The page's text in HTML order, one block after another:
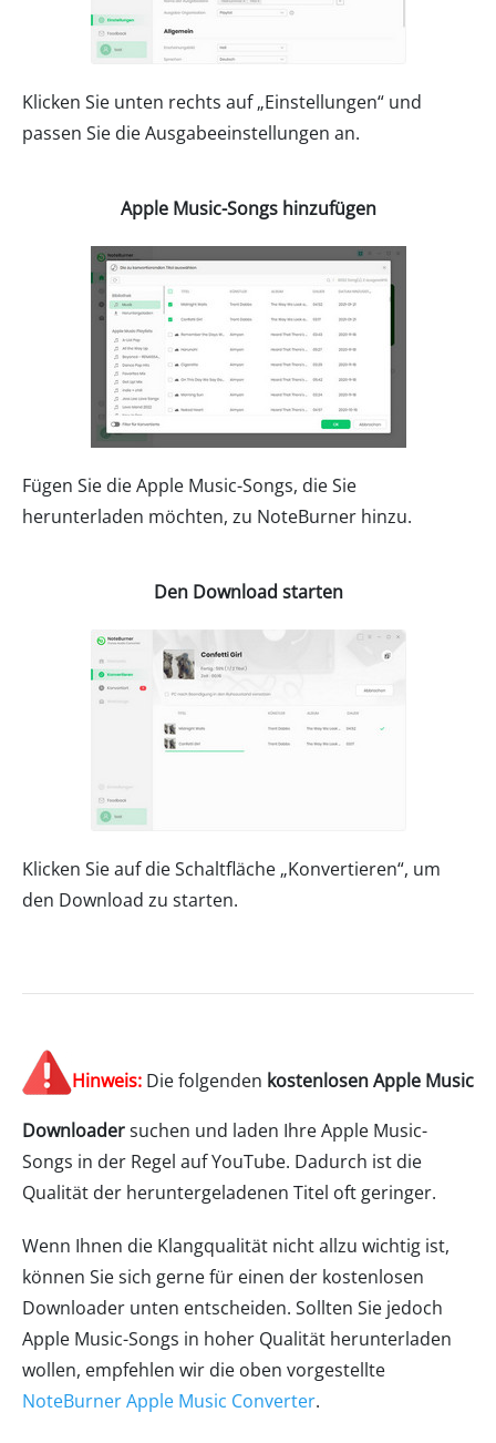
Klicken Sie unten rechts auf „Einstellungen“ und
passen Sie die Ausgabeeinstellungen an.
Apple Music-Songs hinzufügen
Fügen Sie die Apple Music-Songs, die Sie
herunterladen möchten, zu NoteBurner hinzu.
Den Download starten
Klicken Sie auf die Schaltfläche „Konvertieren“, um
den Download zu starten.
Hinweis: Die folgenden kostenlosen Apple Music
Downloadersuchen und laden Ihre Apple Music-
Songs in der Regel auf YouTube. Dadurch ist die
Qualität der heruntergeladenen Titel oft geringer.
Wenn Ihnen die Klangqualität nicht allzu wichtig ist,
können Sie sich gerne für einen der kostenlosen
Downloader unten entscheiden. Sollten Sie jedoch
Apple Music-Songs in hoher Qualität herunterladen
wollen, empfehlen wir die oben vorgestellte
NoteBurner Apple Music Converter.